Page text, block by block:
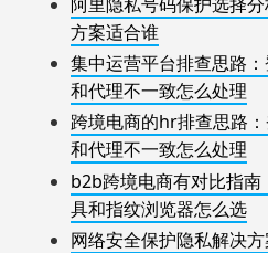
方案适合谁
集中运营平台排查思路
和代理不一致怎么处理
跨境电商的hr排查思路
和代理不一致怎么处理
b2b跨境电商有对比指
具和指纹浏览器怎么选
网络安全保护隐私解决